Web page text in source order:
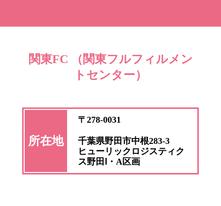
関東FC （関東フルフィルメン
トセンター）
所在地
〒278-0031
千葉県野田市中根283-3
ヒューリックロジスティク
ス野田Ⅰ・A区画